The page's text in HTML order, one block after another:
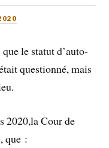
le statut d’auto-
questionné, mais
2020,la Cour de
que :